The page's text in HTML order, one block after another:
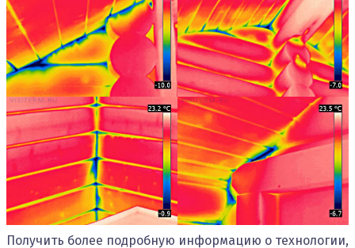
Получить более подробную информацию о технологии,